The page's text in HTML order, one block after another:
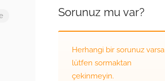
Sorunuz mu var?
Herhangi bir sorunuz varsa
lütfen sormaktan
çekinmeyin.